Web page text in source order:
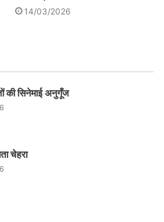
14/03/2026
की सिनेमाई अनुगूँज
चेहरा